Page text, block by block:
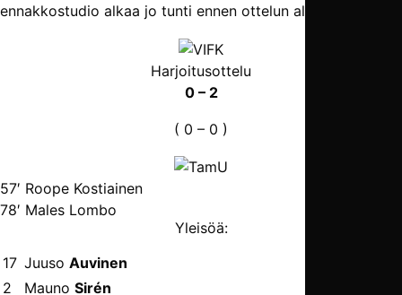
ennakkostudio alkaa jo tunti ennen ottelun alkua klo 15.30.
Harjoitusottelu
0 – 2
( 0 – 0 )
57′ Roope Kostiainen
78′ Males Lombo
Yleisöä:
17 Juuso Auvinen
2
Mauno Sirén